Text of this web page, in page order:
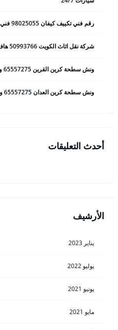
رقم فني تكييف كيفان 98025055 فني تكييف مركزي 24 ساعة
شركة نقل اثاث الكويت 50993766 هاف لوري وانيت نقل عفش
ونش سطحة كرين القرين 65557275 ونش سحب وانقاذ سيارات
ونش سطحة كرين العدان 65557275 ونش سحب وانقاذ سيارات
أحدث التعليقات
الأرشيف
يناير 2023
يوليو 2022
يونيو 2021
مايو 2021